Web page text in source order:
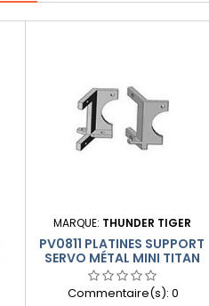
MARQUE: THUNDER TIGER
PV0811 PLATINES SUPPORT
SERVO MÉTAL MINI TITAN
THUNDER TIGER
Commentaire(s): 0